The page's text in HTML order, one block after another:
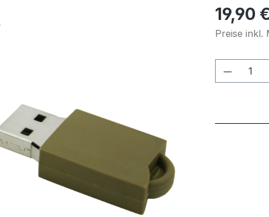
Regulärer
19,90
Preise inkl.